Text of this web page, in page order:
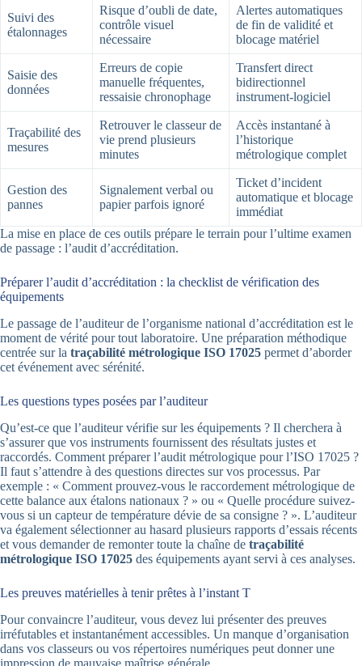
Suivi des
étalonnages
Risque d’oubli de date,
contrôle visuel
nécessaire
Alertes automatiques
de fin de validité et
blocage matériel
Saisie des
données
Erreurs de copie
manuelle fréquentes,
ressaisie chronophage
Transfert direct
bidirectionnel
instrument-logiciel
Traçabilité des
mesures
Retrouver le classeur de
vie prend plusieurs
minutes
Accès instantané à
l’historique
métrologique complet
Gestion des
pannes
Signalement verbal ou
papier parfois ignoré
Ticket d’incident
automatique et blocage
immédiat
La mise en place de ces outils prépare le terrain pour l’ultime examen
de passage : l’audit d’accréditation.
Préparer l’audit d’accréditation : la checklist de vérification des
équipements
Le passage de l’auditeur de l’organisme national d’accréditation est le
moment de vérité pour tout laboratoire. Une préparation méthodique
centrée sur la traçabilité métrologique ISO 17025 permet d’aborder
cet événement avec sérénité.
Les questions types posées par l’auditeur
Qu’est-ce que l’auditeur vérifie sur les équipements ? Il cherchera à
s’assurer que vos instruments fournissent des résultats justes et
raccordés. Comment préparer l’audit métrologique pour l’ISO 17025 ?
Il faut s’attendre à des questions directes sur vos processus. Par
exemple : « Comment prouvez-vous le raccordement métrologique de
cette balance aux étalons nationaux ? » ou « Quelle procédure suivez-
vous si un capteur de température dévie de sa consigne ? ». L’auditeur
va également sélectionner au hasard plusieurs rapports d’essais récents
et vous demander de remonter toute la chaîne de traçabilité
métrologique ISO 17025 des équipements ayant servi à ces analyses.
Les preuves matérielles à tenir prêtes à l’instant T
Pour convaincre l’auditeur, vous devez lui présenter des preuves
irréfutables et instantanément accessibles. Un manque d’organisation
dans vos classeurs ou vos répertoires numériques peut donner une
impression de mauvaise maîtrise générale.